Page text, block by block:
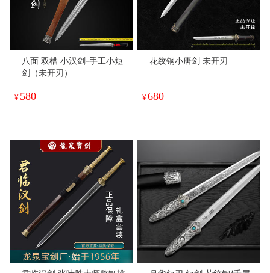
八面 双槽 小汉剑-手工小短
剑（未开刃）
¥ 580
花纹钢小唐剑 未开刃
¥680